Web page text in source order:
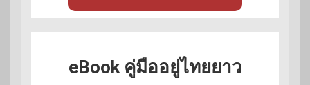
eBook คู่มืออยู่ไทยยาว